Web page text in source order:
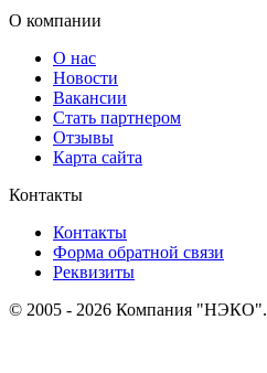
О компании
О нас
Новости
Вакансии
Стать партнером
Отзывы
Карта сайта
Контакты
Контакты
Форма обратной связи
Реквизиты
© 2005 - 2026 Компания "НЭКО".